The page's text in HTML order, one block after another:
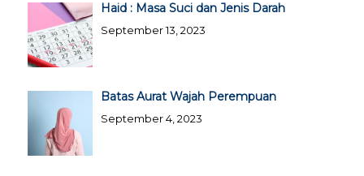
Haid : Masa Suci dan Jenis Darah
September 13, 2023
Batas Aurat Wajah Perempuan
September 4, 2023